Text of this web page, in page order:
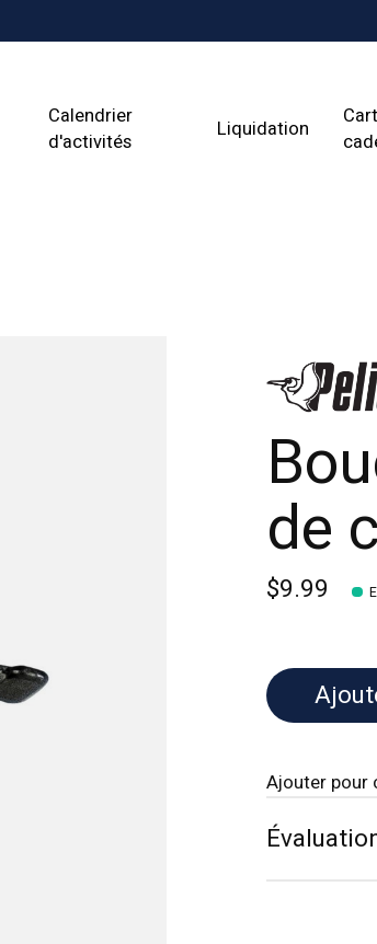
Calendrier
d'activités
Liquidation
de
$9.99
Ajouter pour